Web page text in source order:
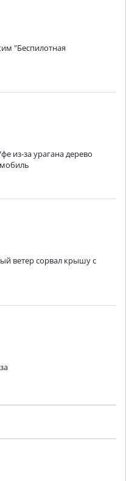
"Беспилотная
из-за урагана дерево
ветер сорвал крышу с